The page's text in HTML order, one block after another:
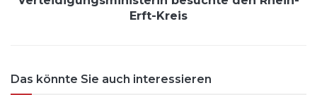
Erft-Kreis
Das könnte Sie auch interessieren